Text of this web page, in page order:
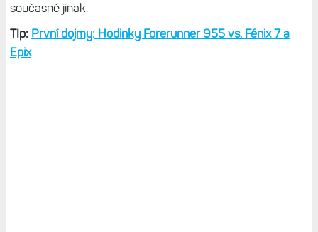
současně jinak.
TIp: První dojmy: Hodinky Forerunner 955 vs. Fénix 7 a
Epix